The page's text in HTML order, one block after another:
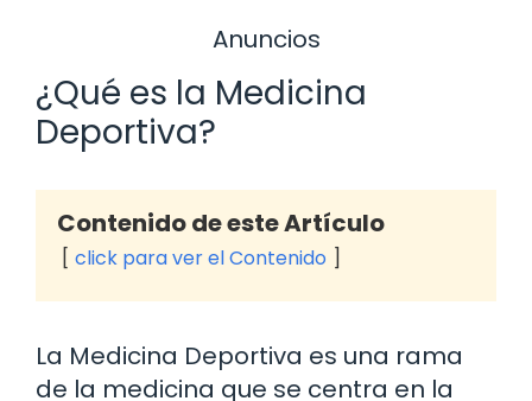
Anuncios
¿Qué es la Medicina
Deportiva?
Contenido de este Artículo
click para ver el Contenido
La Medicina Deportiva es una rama
de la medicina que se centra en la